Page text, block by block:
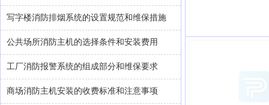
写字楼消防排烟系统的设置规范和维保措施
公共场所消防主机的选择条件和安装费用
工厂消防报警系统的组成部分和维保要求
商场消防主机安装的收费标准和注意事项